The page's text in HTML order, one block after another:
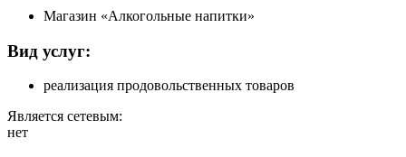
Магазин «Алкогольные напитки»
Вид услуг:
реализация продовольственных товаров
Является сетевым:
нет